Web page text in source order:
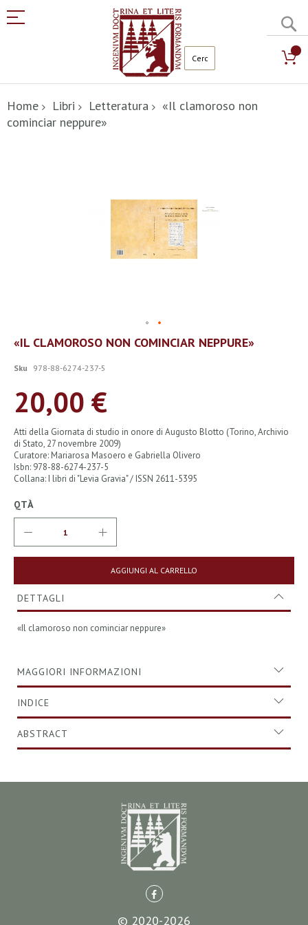
al
contenuto
Home Libri Letteratura
«Il clamoroso non
cominciar neppure»
Vai
all'inizio
galleria
immagini
«IL CLAMOROSO NON COMINCIAR NEPPURE»
Sku 978-88-6274-237-5
20,00 €
Atti della Giornata di studio in onore di Augusto Blotto (Torino, Archivio
di Stato, 27 novembre 2009)
Curatore: Mariarosa Masoero e Gabriella Olivero
Isbn: 978-88-6274-237-5
Collana: I libri di "Levia Gravia" / ISSN 2611-5395
QTÀ
AGGIUNGI AL CARRELLO
DETTAGLI
«Il clamoroso non cominciar neppure»
MAGGIORI INFORMAZIONI
INDICE
ABSTRACT
© 2020-2026